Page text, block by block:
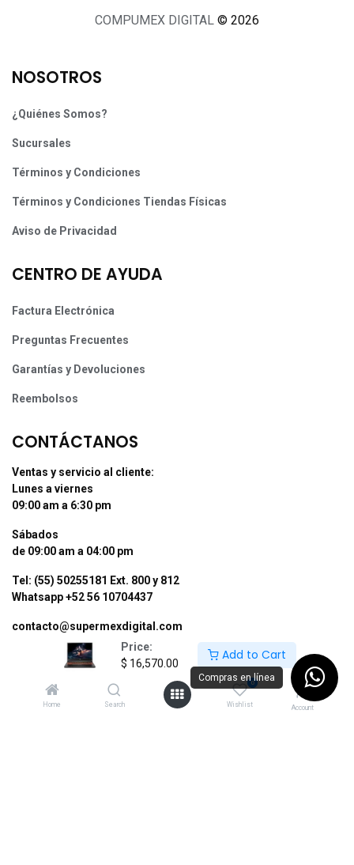
Price:
$ 16,570.00
Add to Cart
Home Search
0
Wishlist Account
COMPUMEX DIGITAL © 2026
NOSOTROS
¿Quiénes Somos?
Sucursales
Términos y Condiciones
Términos y Condiciones Tiendas Físicas
Aviso de Privacidad
CENTRO DE AYUDA
Factura Electrónica
Preguntas Frecuentes
Garantías y Devoluciones
Reembolsos
CONTÁCTANOS
Ventas y servicio al cliente:
Lunes a viernes
09:00 am a 6:30 pm
Sábados
de 09:00 am a 04:00 pm
Tel: (55) 50255181 Ext. 800 y 812
Whatsapp +52 56 10704437
contacto@supermexdigital.com
¡SÍGUENOS EN NUESTRAS REDES
SOCIALES!
Compras en línea